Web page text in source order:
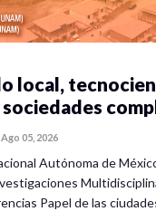
local,
Ago 05, 2026
Autónoma de
Papel de las